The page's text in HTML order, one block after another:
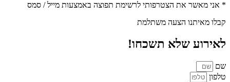
* אני מאשר את הצטרפותי לרשימת תפוצה באמצעות מייל / סמס
קבלו מאיתנו הצעה משתלמת
לאירוע שלא תשכחו!
שם
טלפון